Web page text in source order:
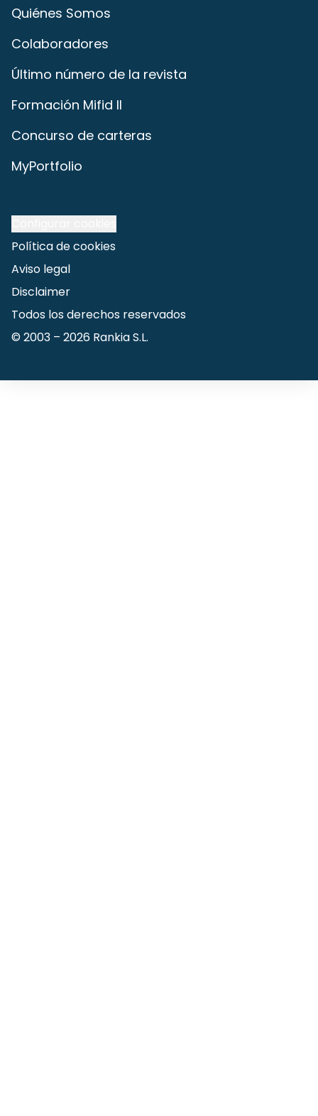
Quiénes Somos
Colaboradores
Último número de la revista
Formación Mifid II
Concurso de carteras
MyPortfolio
Política de cookies
Aviso legal
Disclaimer
Todos los derechos reservados
© 2003 – 2026 Rankia S.L.